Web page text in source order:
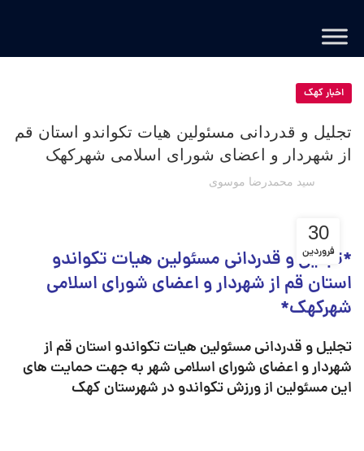
اخبار کهک
تجلیل و قدردانی مسئولین هیات تکواندو استان قم
از شهردار و اعضای شورای اسلامی شهرکهک
سید محمدرضا موسوی
30
فروردین
*تجلیل و قدردانی مسئولین هیات تکواندو
استان قم از شهردار و اعضای شورای اسلامی
شهرکهک*
تجلیل و قدردانی مسئولین هیات تکواندو استان قم از
شهردار و اعضای شورای اسلامی شهر به جهت حمایت های
این مسئولین از ورزش تکواندو در شهرستان کهک